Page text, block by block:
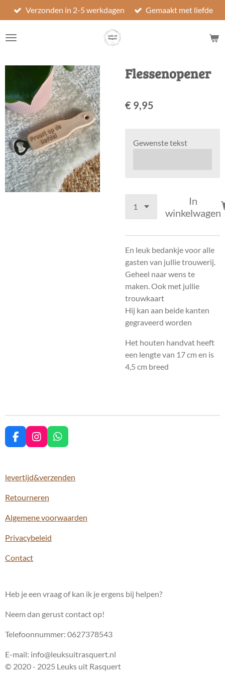
Ga
direct
naar
Verzonden in 2-5 werkdagen Gemaakt met liefde
Flessenopener
€ 9,95
Gewenste tekst
In
winkelwagen
En leuk bedankje voor alle
gasten van jullie trouwerij.
Geheel naar wens te
maken. Ook met jullie
trouwkaart
Hij kan aan beide kanten
gegraveerd worden
Het houten handvat heeft
een lengte van 17 cm en is
4,5 cm breed
F
a
b
o
I
n
a
r
m
W
h
s
levertijd&verzenden
Retourneren
Algemene voorwaarden
Privacybeleid
Contact
Heb je een vraag of kan ik je ergens bij helpen?
Neem dan gerust contact op!
Telefoonnummer: 0627378543
E-mail: info@leuksuitrasquert.nl
© 2020 - 2025 Leuks uit Rasquert